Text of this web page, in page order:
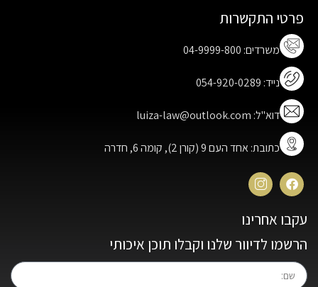
פרטי התקשרות
משרדים: 04-9999-800
נייד: 054-920-0289
דוא"ל: luiza-law@outlook.com
כתובת: אחד העם 9 (קורן 2), קומה 6, חדרה
עקבו אחרינו
הרשמו לדיוור שלנו וקבלו תוכן איכותי